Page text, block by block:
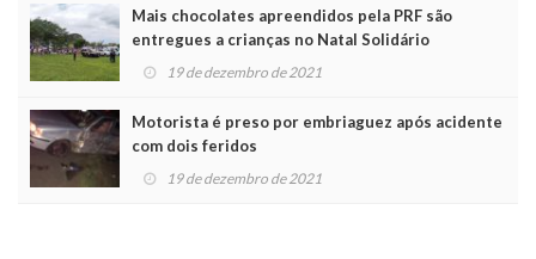
Mais chocolates apreendidos pela PRF são
entregues a crianças no Natal Solidário
19 de dezembro de 2021
Motorista é preso por embriaguez após acidente
com dois feridos
19 de dezembro de 2021